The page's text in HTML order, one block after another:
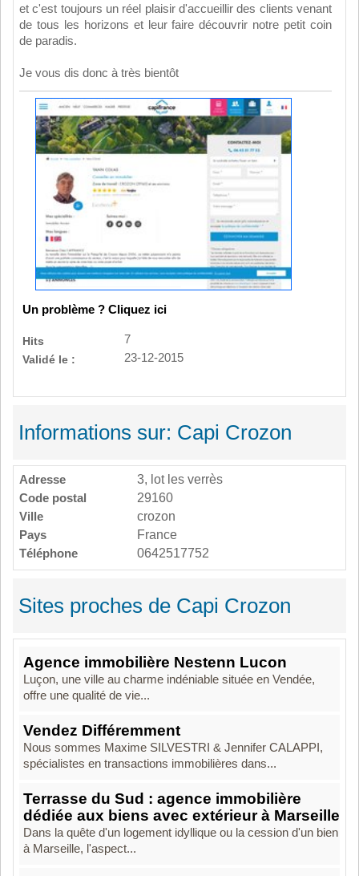
et c'est toujours un réel plaisir d'accueillir des clients venant
de tous les horizons et leur faire découvrir notre petit coin
de paradis.
Je vous dis donc à très bientôt
Un problème ? Cliquez ici
Hits
7
Validé le :
23-12-2015
Informations sur: Capi Crozon
Adresse
3, lot les verrès
Code postal
29160
Ville
crozon
Pays
France
Téléphone
0642517752
Sites proches de Capi Crozon
Agence immobilière Nestenn Lucon
Luçon, une ville au charme indéniable située en Vendée,
offre une qualité de vie...
Vendez Différemment
Nous sommes Maxime SILVESTRI & Jennifer CALAPPI,
spécialistes en transactions immobilières dans...
Terrasse du Sud : agence immobilière
dédiée aux biens avec extérieur à Marseille
Dans la quête d'un logement idyllique ou la cession d'un bien
à Marseille, l'aspect...